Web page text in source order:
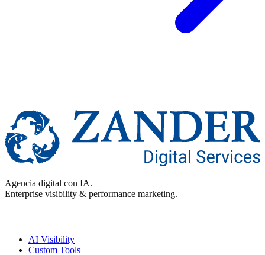
Agencia digital con IA.
Enterprise visibility & performance marketing.
AI Visibility
Custom Tools